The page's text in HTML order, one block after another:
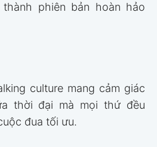
phiên bản hoàn hảo
culture mang cảm giác
thời đại mà mọi thứ đều
đua tối ưu.